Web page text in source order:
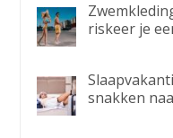
riskeer je
snakken